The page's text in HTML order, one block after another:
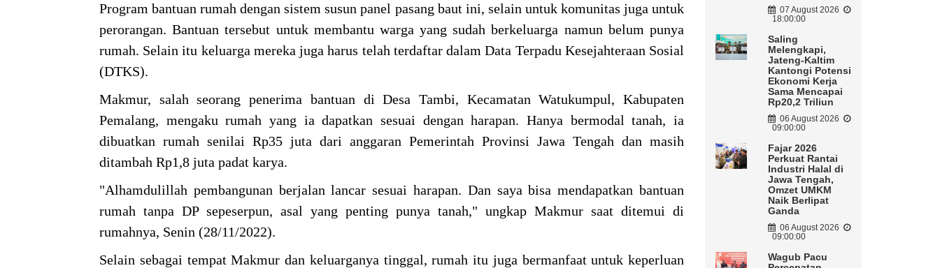
Program bantuan rumah dengan sistem susun panel pasang baut ini, selain untuk komunitas juga untuk
perorangan. Bantuan tersebut untuk membantu warga yang sudah berkeluarga namun belum punya
rumah. Selain itu keluarga mereka juga harus telah terdaftar dalam Data Terpadu Kesejahteraan Sosial
(DTKS).
Makmur, salah seorang penerima bantuan di Desa Tambi, Kecamatan Watukumpul, Kabupaten
Pemalang, mengaku rumah yang ia dapatkan sesuai dengan harapan. Hanya bermodal tanah, ia
dibuatkan rumah senilai Rp35 juta dari anggaran Pemerintah Provinsi Jawa Tengah dan masih
ditambah Rp1,8 juta padat karya.
"Alhamdulillah pembangunan berjalan lancar sesuai harapan. Dan saya bisa mendapatkan bantuan
rumah tanpa DP sepeserpun, asal yang penting punya tanah," ungkap Makmur saat ditemui di
rumahnya, Senin (28/11/2022).
Selain sebagai tempat Makmur dan keluarganya tinggal, rumah itu juga bermanfaat untuk keperluan
07 August 2026
18:00:00
Saling
Melengkapi,
Jateng-Kaltim
Kantongi Potensi
Ekonomi Kerja
Sama Mencapai
Rp20,2 Triliun
06 August 2026
09:00:00
Fajar 2026
Perkuat Rantai
Industri Halal di
Jawa Tengah,
Omzet UMKM
Naik Berlipat
Ganda
06 August 2026
09:00:00
Wagub Pacu